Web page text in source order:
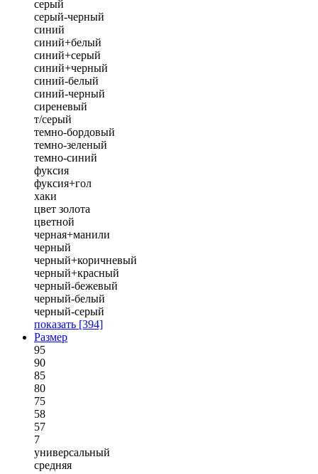
серый
серый-черный
синий
синий+белый
синий+серый
синий+черный
синий-белый
синий-черный
сиреневый
т/серый
темно-бордовый
темно-зеленый
темно-синий
фуксия
фуксия+гол
хаки
цвет золота
цветной
черная+манили
черный
черный+коричневый
черный+красный
черный-бежевый
черный-белый
черный-серый
показать [394]
Размер
95
90
85
80
75
58
57
7
универсальный
средняя